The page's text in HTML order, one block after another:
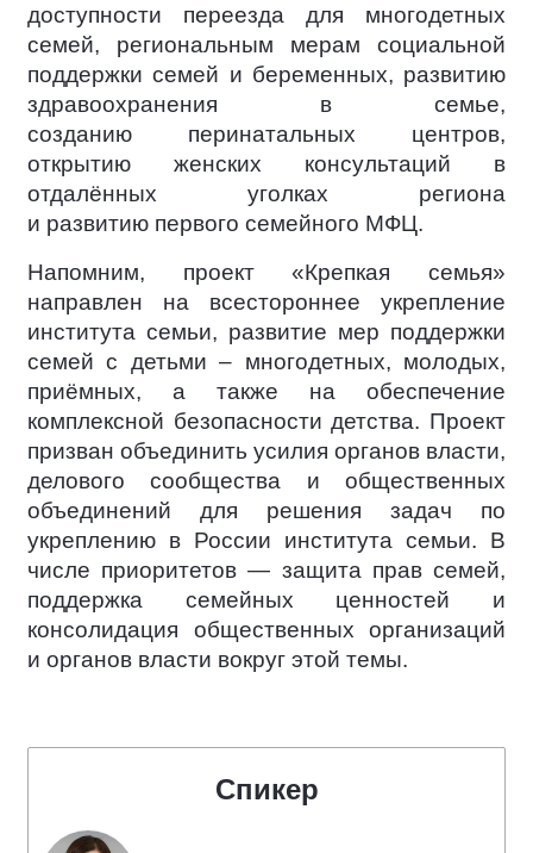
доступности переезда для многодетных
семей, региональным мерам социальной
поддержки семей и беременных, развитию
здравоохранения в семье,
созданию перинатальных центров,
открытию женских консультаций в
отдалённых уголках региона
и развитию первого семейного МФЦ.
Напомним, проект «Крепкая семья»
направлен на всестороннее укрепление
института семьи, развитие мер поддержки
семей с детьми – многодетных, молодых,
приёмных, а также на обеспечение
комплексной безопасности детства. Проект
призван объединить усилия органов власти,
делового сообщества и общественных
объединений для решения задач по
укреплению в России института семьи. В
числе приоритетов — защита прав семей,
поддержка семейных ценностей и
консолидация общественных организаций
и органов власти вокруг этой темы.
Спикер